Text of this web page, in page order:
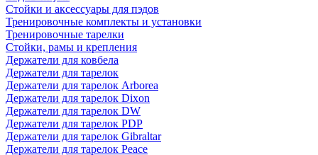
Стойки и аксессуары для пэдов
Тренировочные комплекты и установки
Тренировочные тарелки
Стойки, рамы и крепления
Держатели для ковбела
Держатели для тарелок
Держатели для тарелок Arborea
Держатели для тарелок Dixon
Держатели для тарелок DW
Держатели для тарелок PDP
Держатели для тарелок Gibraltar
Держатели для тарелок Peace